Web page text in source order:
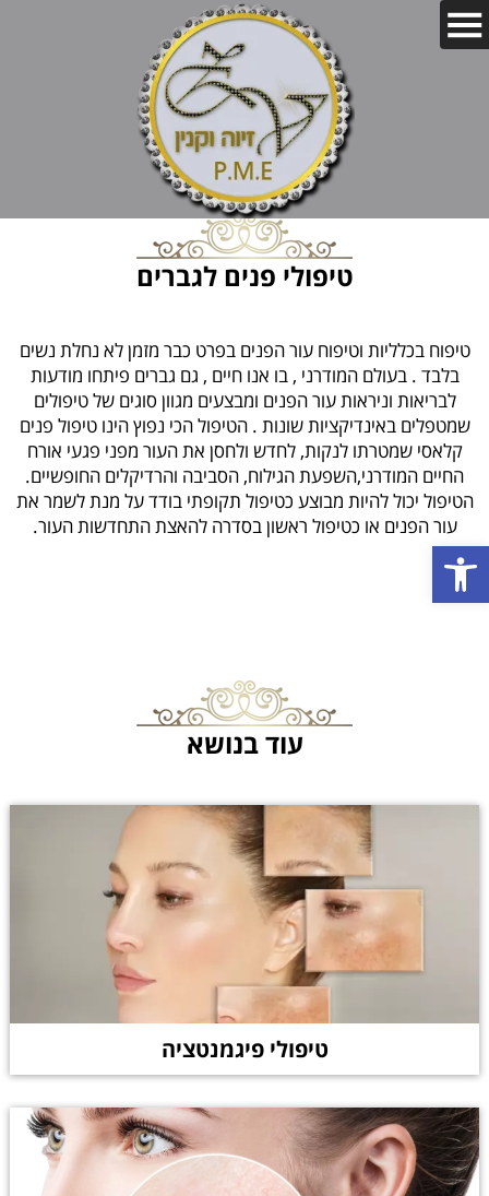
פתח סרגל נגישות
טיפולי פנים לגברים
טיפוח בכלליות וטיפוח עור הפנים בפרט כבר מזמן לא נחלת נשים
בלבד . בעולם המודרני , בו אנו חיים , גם גברים פיתחו מודעות
לבריאות וניראות עור הפנים ומבצעים מגוון סוגים של טיפולים
שמטפלים באינדיקציות שונות . הטיפול הכי נפוץ הינו טיפול פנים
קלאסי שמטרתו לנקות, לחדש ולחסן את העור מפני פגעי אורח
החיים המודרני,השפעת הגילוח, הסביבה והרדיקלים החופשיים.
הטיפול יכול להיות מבוצע כטיפול תקופתי בודד על מנת לשמר את
עור הפנים או כטיפול ראשון בסדרה להאצת התחדשות העור.
עוד בנושא
טיפולי פיגמנטציה